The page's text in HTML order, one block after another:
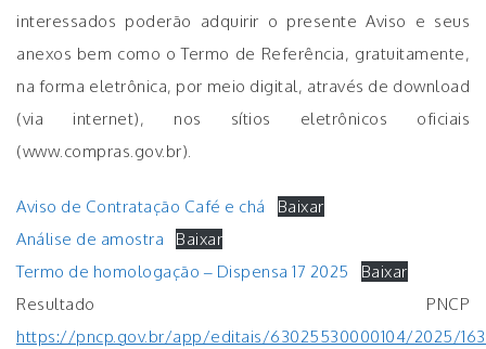
interessados poderão adquirir o presente Aviso e seus
anexos bem como o Termo de Referência, gratuitamente,
na forma eletrônica, por meio digital, através de download
(via internet), nos sítios eletrônicos oficiais
(www.compras.gov.br).
Aviso de Contratação Café e chá
Baixar
Análise de amostra
Baixar
Termo de homologação – Dispensa 17 2025
Baixar
Resultado PNCP
https://pncp.gov.br/app/editais/63025530000104/2025/